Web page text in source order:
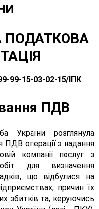
ПОДАТКОВА
99-15-03-02-15/ІПК
ПДВ
України розглянула
ПДВ операції з надання
компанії послуг з
для визначення
що відбулися на
причин їх
збитків та, керуючись